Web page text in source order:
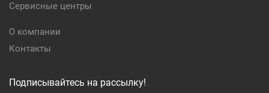
Сервисные центры
О компании
Контакты
Подписывайтесь на рассылку!